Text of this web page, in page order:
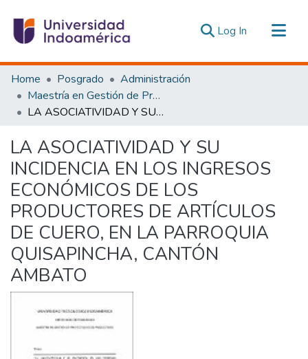
Log In (current)
Communities & Collections
All of DSpace
Statistics
Home Posgrado
Administración
Maestría en Gestión de Proyectos Socioproductivos
LA ASOCIATIVIDAD Y SU INCIDENCIA EN LOS INGRESOS ECONÓMICOS DE LOS PRODUCTORES DE ARTÍCULOS DE CUERO, EN LA PARROQUIA QUISAPINCHA, CANTÓN AMBATO
LA ASOCIATIVIDAD Y SU
INCIDENCIA EN LOS INGRESOS
ECONÓMICOS DE LOS
PRODUCTORES DE ARTÍCULOS
DE CUERO, EN LA PARROQUIA
QUISAPINCHA, CANTÓN
AMBATO